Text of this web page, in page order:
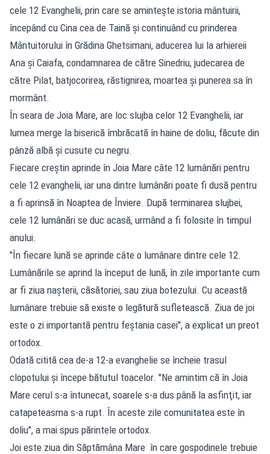
cele 12 Evanghelii, prin care se aminteşte istoria mântuirii,
începând cu Cina cea de Taină şi continuând cu prinderea
Mântuitorului în Grădina Ghetsimani, aducerea lui la arhiereii
Ana şi Caiafa, condamnarea de către Sinedriu, judecarea de
către Pilat, batjocorirea, răstignirea, moartea şi punerea sa în
mormânt.
În seara de Joia Mare, are loc slujba celor 12 Evanghelii, iar
lumea merge la biserică îmbrăcată în haine de doliu, făcute din
pânză albă şi cusute cu negru.
Fiecare creştin aprinde în Joia Mare câte 12 lumânări pentru
cele 12 evanghelii, iar una dintre lumânări poate fi dusă pentru
a fi aprinsă în Noaptea de Înviere. După terminarea slujbei,
cele 12 lumânări se duc acasă, urmând a fi folosite în timpul
anului.
"În fiecare lună se aprinde câte o lumânare dintre cele 12.
Lumânările se aprind la început de lună, în zile importante cum
ar fi ziua naşterii, căsătoriei, sau ziua botezului. Cu această
lumânare trebuie să existe o legătură sufletească. Ziua de joi
este o zi importantă pentru feştania casei", a explicat un preot
ortodox.
Odată citită cea de-a 12-a evanghelie se încheie trasul
clopotului şi începe bătutul toacelor. "Ne amintim că în Joia
Mare cerul s-a întunecat, soarele s-a dus până la asfinţit, iar
catapeteasma s-a rupt. În aceste zile comunitatea este în
doliu", a mai spus părintele ortodox.
Joi este ziua din Săptămâna Mare în care gospodinele trebuie